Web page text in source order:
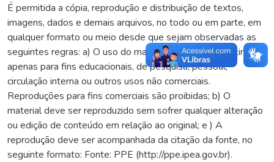
É permitida a cópia, reprodução e distribuição de textos,
imagens, dados e demais arquivos, no todo ou em parte, em
qualquer formato ou meio desde que sejam observadas as
seguintes regras: a) O uso do material copiado se destina
apenas para fins educacionais, de pesquisa, pessoal,
circulação interna ou outros usos não comerciais.
Reproduções para fins comerciais são proibidas; b) O
material deve ser reproduzido sem sofrer qualquer alteração
ou edição de conteúdo em relação ao original; e ) A
reprodução deve ser acompanhada da citação da fonte, no
seguinte formato: Fonte: PPE (http://ppe.ipea.gov.br).